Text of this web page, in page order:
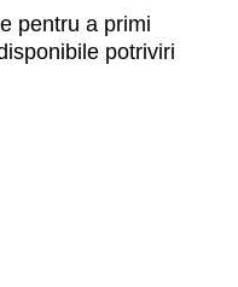
pentru a primi
potriviri